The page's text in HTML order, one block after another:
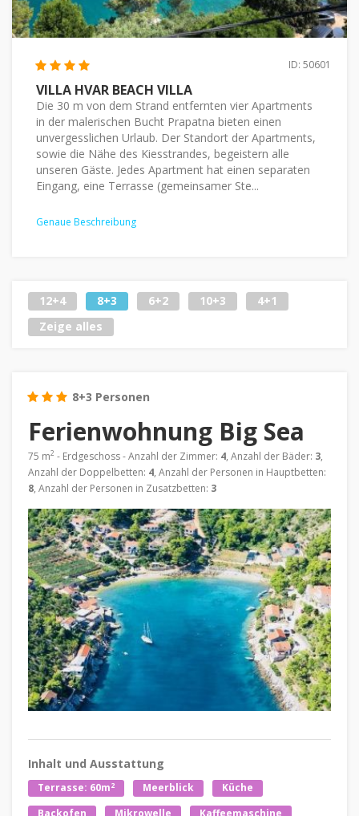
ID: 50601
VILLA HVAR BEACH VILLA
Die 30 m von dem Strand entfernten vier Apartments
in der malerischen Bucht Prapatna bieten einen
unvergesslichen Urlaub. Der Standort der Apartments,
sowie die Nähe des Kiesstrandes, begeistern alle
unseren Gäste. Jedes Apartment hat einen separaten
Eingang, eine Terrasse (gemeinsamer Ste...
Genaue Beschreibung
12+4 8+3 6+2 10+3
4+1
Zeige alles
8+3 Personen
Ferienwohnung Big Sea
75 m2 - Erdgeschoss - Anzahl der Zimmer: 4, Anzahl der Bäder: 3,
Anzahl der Doppelbetten: 4, Anzahl der Personen in Hauptbetten:
8, Anzahl der Personen in Zusatzbetten: 3
Inhalt und Ausstattung
Terrasse: 60m2 Meerblick
Küche